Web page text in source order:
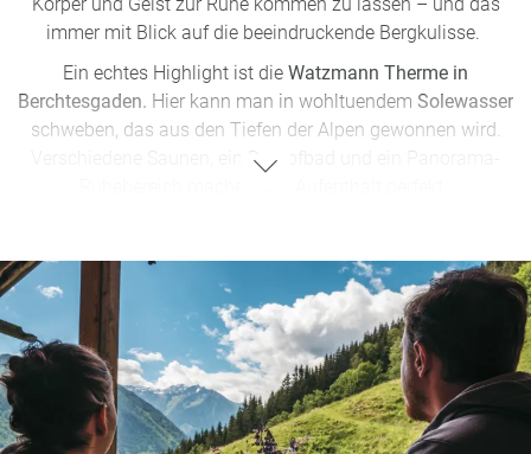
immer mit Blick auf die beeindruckende Bergkulisse.
Ein echtes Highlight ist die Watzmann Therme in
Berchtesgaden. Hier kann man in wohltuendem Solewasser
schweben, das aus den Tiefen der Alpen gewonnen wird.
Verschiedene Saunen, ein Dampfbad und ein Panorama-
Anwendungen mit alpinen Kräutern, entspannende
Massagen oder wärmende Zirbenholz-Saunen. Und für alle,
die sich etwas Gutes tun wollen, lohnt sich ein Besuch im
Berchtesgadener Solebad, wo das mineralreiche Wasser für
Tiefenentspannung sorgt.